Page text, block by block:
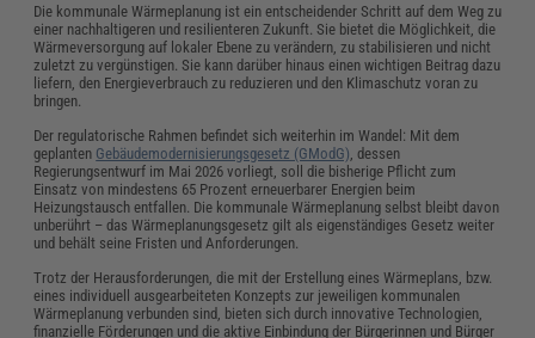
Die kommunale Wärmeplanung ist ein entscheidender Schritt auf dem Weg zu
einer nachhaltigeren und resilienteren Zukunft. Sie bietet die Möglichkeit, die
Wärmeversorgung auf lokaler Ebene zu verändern, zu stabilisieren und nicht
zuletzt zu vergünstigen. Sie kann darüber hinaus einen wichtigen Beitrag dazu
liefern, den Energieverbrauch zu reduzieren und den Klimaschutz voran zu
bringen.
Der regulatorische Rahmen befindet sich weiterhin im Wandel: Mit dem
geplanten Gebäudemodernisierungsgesetz (GModG) , dessen
Regierungsentwurf im Mai 2026 vorliegt, soll die bisherige Pflicht zum
Einsatz von mindestens 65 Prozent erneuerbarer Energien beim
Heizungstausch entfallen. Die kommunale Wärmeplanung selbst bleibt davon
unberührt – das Wärmeplanungsgesetz gilt als eigenständiges Gesetz weiter
und behält seine Fristen und Anforderungen.
Trotz der Herausforderungen, die mit der Erstellung eines Wärmeplans, bzw.
eines individuell ausgearbeiteten Konzepts zur jeweiligen kommunalen
Wärmeplanung verbunden sind, bieten sich durch innovative Technologien,
finanzielle Förderungen und die aktive Einbindung der Bürgerinnen und Bürger